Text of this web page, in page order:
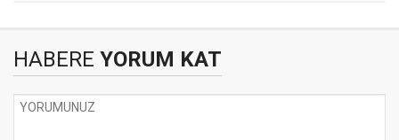
HABERE YORUM KAT